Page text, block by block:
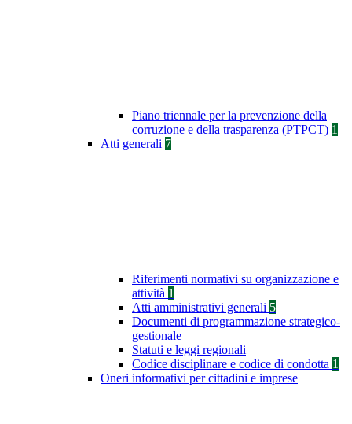
Piano triennale per la prevenzione della
corruzione e della trasparenza (PTPCT) 1
Atti generali 7
Riferimenti normativi su organizzazione e
attività 1
Atti amministrativi generali 5
Documenti di programmazione strategico-
gestionale
Statuti e leggi regionali
Codice disciplinare e codice di condotta 1
Oneri informativi per cittadini e imprese